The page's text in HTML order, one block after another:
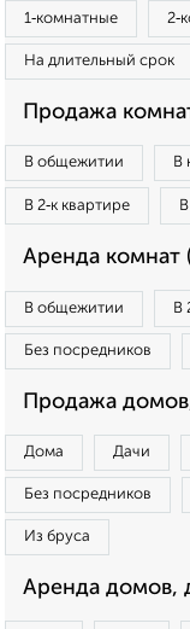
1‑комнатные
На длительный срок
Продажа
В общежитии В
В 2‑к квартире
Аренда комнат
В общежитии В
Без посредников
Продажа
Дома Дачи
Без посредников
Из бруса
Аренда домов,